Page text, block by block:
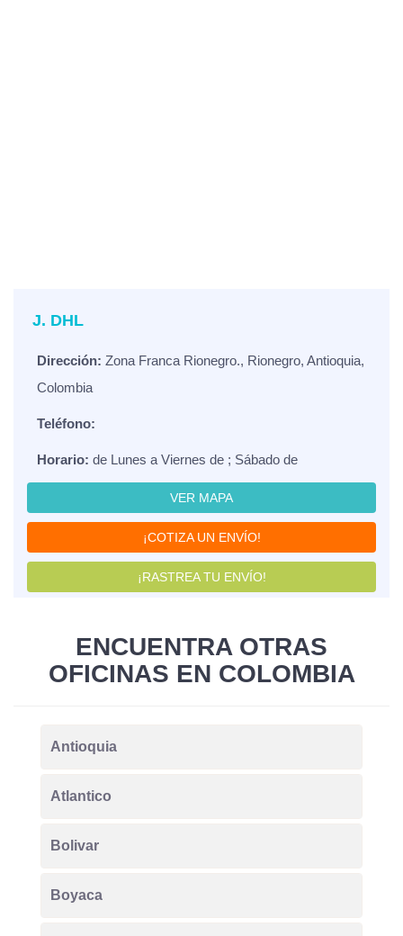
J. DHL
Dirección: Zona Franca Rionegro., Rionegro, Antioquia,
Colombia
Teléfono:
Horario: de Lunes a Viernes de ; Sábado de
VER MAPA
¡COTIZA UN ENVÍO!
¡RASTREA TU ENVÍO!
ENCUENTRA OTRAS
OFICINAS EN COLOMBIA
Antioquia
Atlantico
Bolivar
Boyaca